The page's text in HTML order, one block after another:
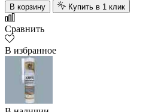
В корзину Купить в 1 клик
Сравнить
В избранное